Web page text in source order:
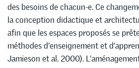
des besoins de chacun-e. Ce
la conception didactique et
afin que les espaces proposés se
méthodes d’enseignement et
Jamieson et al. 2000).